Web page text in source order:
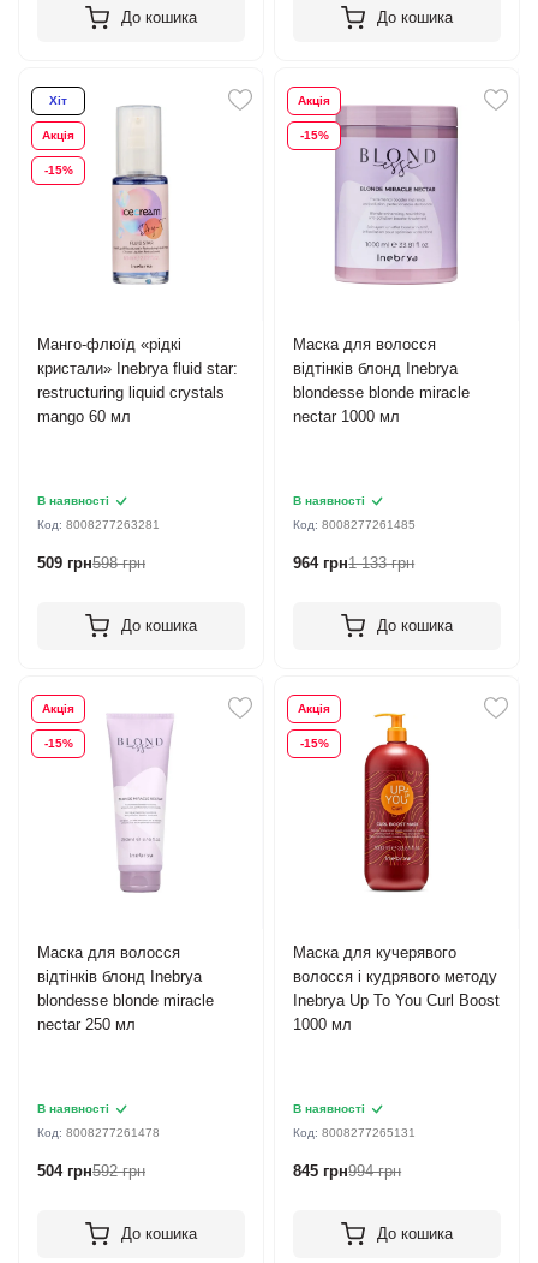
До кошика До кошика
Хіт
Акція
-15%
Манго-флюїд «рідкі
кристали» Inebrya fluid star:
restructuring liquid crystals
mango 60 мл
В наявності
Код: 8008277263281
509 грн598 грн
До кошика
Акція
-15%
Маска для волосся
відтінків блонд Inebrya
blondesse blonde miracle
nectar 1000 мл
В наявності
Код:8008277261485
964 грн1 133 грн
До кошика
Акція
-15%
Маска для волосся
відтінків блонд Inebrya
blondesse blonde miracle
nectar 250 мл
В наявності
Код: 8008277261478
504 грн592 грн
До кошика
Акція
-15%
Маска для кучерявого
волосся і кудрявого методу
Inebrya Up To You Сurl Boost
1000 мл
В наявності
Код:8008277265131
845 грн994 грн
До кошика